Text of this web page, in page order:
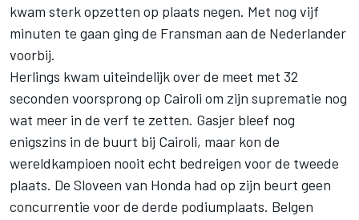
kwam sterk opzetten op plaats negen. Met nog vijf
minuten te gaan ging de Fransman aan de Nederlander
voorbij.
Herlings kwam uiteindelijk over de meet met 32
seconden voorsprong op Cairoli om zijn suprematie nog
wat meer in de verf te zetten. Gasjer bleef nog
enigszins in de buurt bij Cairoli, maar kon de
wereldkampioen nooit echt bedreigen voor de tweede
plaats. De Sloveen van Honda had op zijn beurt geen
concurrentie voor de derde podiumplaats. Belgen